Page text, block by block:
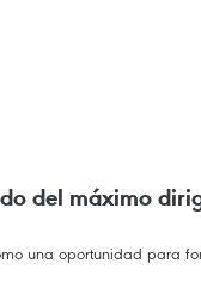
del máximo
una oportunidad para